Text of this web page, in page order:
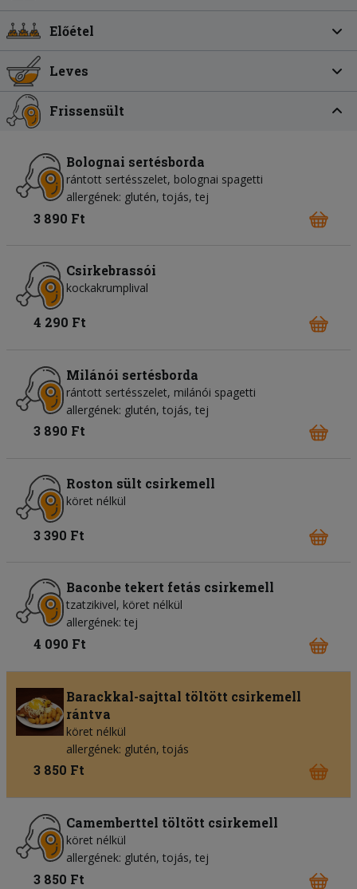
Előétel
Leves
Frissensült
Bolognai sertésborda
rántott sertésszelet, bolognai spagetti
allergének: glutén, tojás, tej
3 890 Ft
Csirkebrassói
kockakrumplival
4 290 Ft
Milánói sertésborda
rántott sertésszelet, milánói spagetti
allergének: glutén, tojás, tej
3 890 Ft
Roston sült csirkemell
köret nélkül
3 390 Ft
Baconbe tekert fetás csirkemell
tzatzikivel, köret nélkül
allergének: tej
4 090 Ft
Barackkal-sajttal töltött csirkemell
rántva
köret nélkül
allergének: glutén, tojás
3 850 Ft
Camemberttel töltött csirkemell
köret nélkül
allergének: glutén, tojás, tej
3 850 Ft